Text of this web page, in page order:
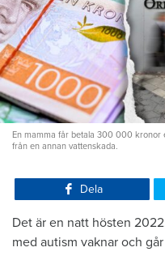
En mamma får betala 300 000 kronor
från en annan vattenskada.
Dela
Det är en natt hösten
med autism vaknar och